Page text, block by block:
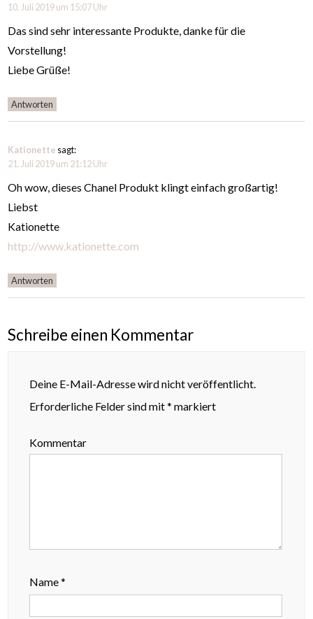
10. Juli 2019 um 15:07 Uhr
Das sind sehr interessante Produkte, danke für die
Vorstellung!
Liebe Grüße!
Antworten
Kationette sagt:
21. Juli 2019 um 21:12 Uhr
Oh wow, dieses Chanel Produkt klingt einfach großartig!
Liebst
Kationette
http://www.kationette.com
Antworten
Schreibe einen Kommentar
Deine E-Mail-Adresse wird nicht veröffentlicht.
Erforderliche Felder sind mit* markiert
Kommentar
Name*